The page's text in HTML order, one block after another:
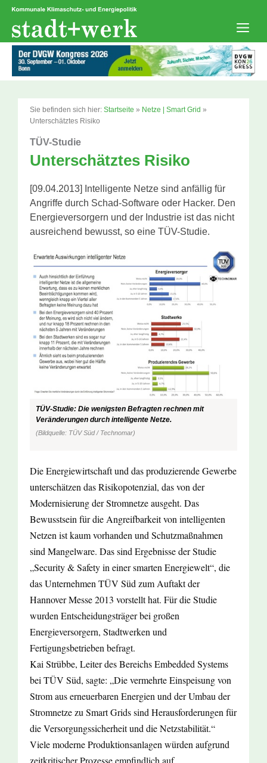
Zum
springen
Sie befinden sich hier: Startseite » Netze | Smart Grid »
Unterschätztes Risiko
TÜV-Studie
Unterschätztes Risiko
[09.04.2013] Intelligente Netze sind anfällig für
Angriffe durch Schad-Software oder Hacker. Den
Energieversorgern und der Industrie ist das nicht
ausreichend bewusst, so eine TÜV-Studie.
TÜV-Studie: Die wenigsten Befragten rechnen mit
Veränderungen durch intelligente Netze.
(Bildquelle: TÜV Süd / Technomar)
Die Energiewirtschaft und das produzierende Gewerbe
unterschätzen das Risikopotenzial, das von der
Modernisierung der Stromnetze ausgeht. Das
Bewusstsein für die Angreifbarkeit von intelligenten
Netzen ist kaum vorhanden und Schutzmaßnahmen
sind Mangelware. Das sind Ergebnisse der Studie
„Security & Safety in einer smarten Energiewelt“, die
das Unternehmen TÜV Süd zum Auftakt der
Hannover Messe 2013 vorstellt hat. Für die Studie
wurden Entscheidungsträger bei großen
Energieversorgern, Stadtwerken und
Fertigungsbetrieben befragt.
Kai Strübbe, Leiter des Bereichs Embedded Systems
bei TÜV Süd, sagte: „Die vermehrte Einspeisung von
Strom aus erneuerbaren Energien und der Umbau der
Stromnetze zu Smart Grids sind Herausforderungen für
die Versorgungssicherheit und die Netzstabilität.“
Viele moderne Produktionsanlagen würden aufgrund